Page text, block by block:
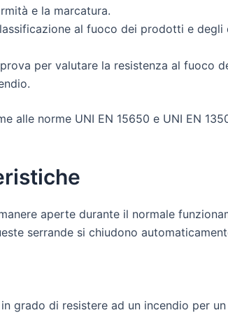
e la marcatura.
al fuoco dei prodotti e
per valutare la resistenza al fuoco
alle norme UNI EN 15650 e UNI EN
aperte durante il normale
serrande si chiudono
grado di resistere ad un incendio per